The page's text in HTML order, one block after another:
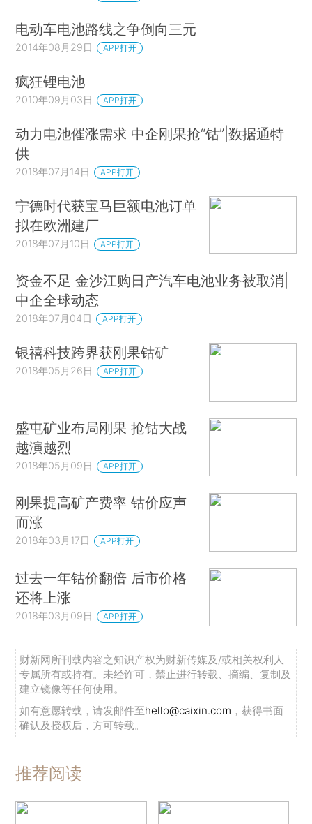
电动车电池路线之争倒向三元
2014年08月29日 APP打开
疯狂锂电池
2010年09月03日 APP打开
动力电池催涨需求 中企刚果抢“钴”|数据通特
供
2018年07月14日 APP打开
宁德时代获宝马巨额电池订单
拟在欧洲建厂
2018年07月10日 APP打开
资金不足 金沙江购日产汽车电池业务被取消|
中企全球动态
2018年07月04日 APP打开
银禧科技跨界获刚果钴矿
2018年05月26日 APP打开
盛屯矿业布局刚果 抢钴大战
越演越烈
2018年05月09日 APP打开
刚果提高矿产费率 钴价应声
而涨
2018年03月17日 APP打开
过去一年钴价翻倍 后市价格
还将上涨
2018年03月09日 APP打开
财新网所刊载内容之知识产权为财新传媒及/或相关权利人
专属所有或持有。未经许可，禁止进行转载、摘编、复制及
建立镜像等任何使用。
如有意愿转载，请发邮件至hello@caixin.com ，获得书面
确认及授权后，方可转载。
推荐阅读